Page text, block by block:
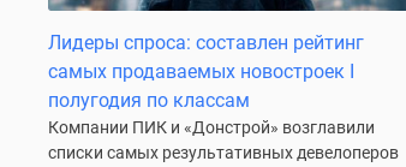
Экспертиза
новостроек
авторы
Лидеры спроса: составлен рейтинг
самых продаваемых новостроек I
полугодия по классам
Компании ПИК и «Донстрой» возглавили
списки самых результативных девелоперов